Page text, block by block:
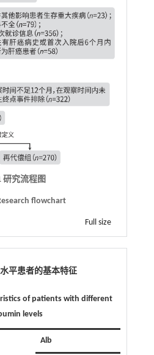
研究流程图
flowchart
Full size
平患者的基本特征
of patients with different
levels
Alb